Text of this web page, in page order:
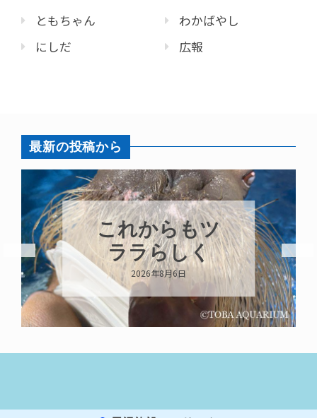
ともちゃん
にしだ
わかばやし
広報
最新の投稿から
ハロー’s
Birthday!!!
2026年8月6日